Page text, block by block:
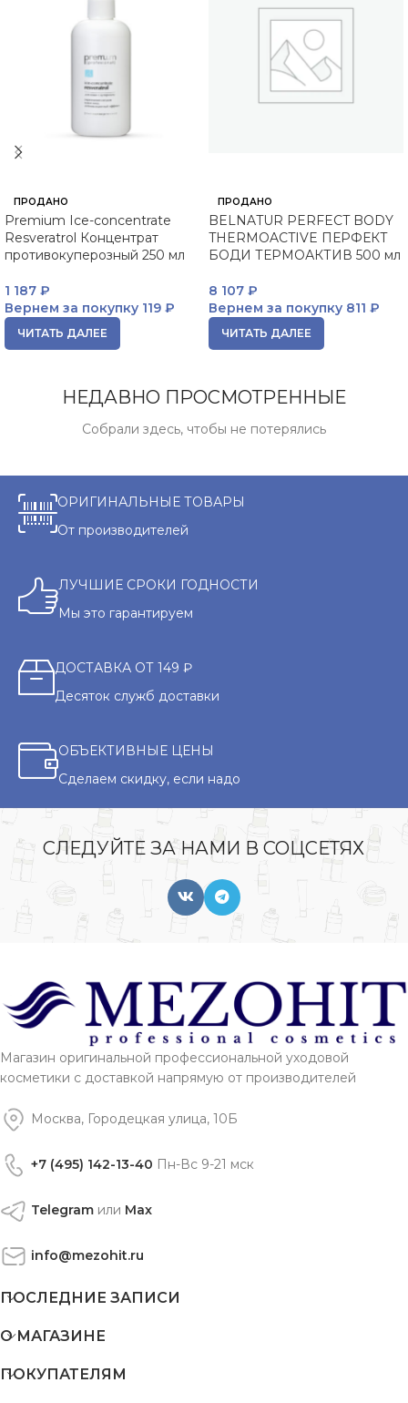
ПРОДАНО
Premium Ice-concentrate
Resveratrol Концентрат
противокуперозный 250 мл
1 187 ₽
Вернем за покупку 119 ₽
ЧИТАТЬ ДАЛЕЕ
ПРОДАНО
BELNATUR PERFECT BODY
THERMOACTIVE ПЕРФЕКТ
БОДИ ТЕРМОАКТИВ 500 мл
8 107 ₽
Вернем за покупку 811 ₽
ЧИТАТЬ ДАЛЕЕ
НЕДАВНО ПРОСМОТРЕННЫЕ
Собрали здесь, чтобы не потерялись
ОРИГИНАЛЬНЫЕ ТОВАРЫ
От производителей
ЛУЧШИЕ СРОКИ ГОДНОСТИ
Мы это гарантируем
ДОСТАВКА ОТ 149 ₽
Десяток служб доставки
ОБЪЕКТИВНЫЕ ЦЕНЫ
Сделаем скидку, если надо
СЛЕДУЙТЕ ЗА НАМИ В СОЦСЕТЯХ
Магазин оригинальной профессиональной уходовой
косметики с доставкой напрямую от производителей
Москва, Городецкая улица, 10Б
+7 (495) 142-13-40 Пн-Вс 9-21 мск
Telegram или Max
info@mezohit.ru
ПОСЛЕДНИЕ ЗАПИСИ
О МАГАЗИНЕ
ПОКУПАТЕЛЯМ